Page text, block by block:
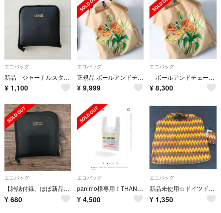
エコバッグ
新品 ジャーナルスタンダード エコバッグ
¥ 1,100
エコバッグ
正規品 ボールアンドチェーン ジャーナルスタンダード エコバッグ M ベージュ
¥ 9,999
エコバッグ
ボールアンドチェーン TOLIGHT
¥ 8,300
エコバッグ
【雑誌付録、ほぼ新品未使用】エコバッグ
¥ 680
エコバッグ
panimo様専用！THANK YOU TOTE エコバッグ レインボー
¥ 4,500
エコバッグ
新品未使用☆ドイツドラッグストアrossmannIDEENWELTエコバッグ
¥ 1,350